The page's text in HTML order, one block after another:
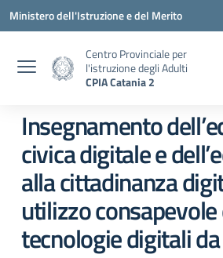
Vai ai contenuti
Vai al menu di navigazione
Vai al footer
Ministero dell'Istruzione e del Merito
Centro Provinciale per
l'istruzione degli Adulti
CPIA Catania 2
Insegnamento
civica digitale e
alla cittadinanza
utilizzo
tecnologie digitali